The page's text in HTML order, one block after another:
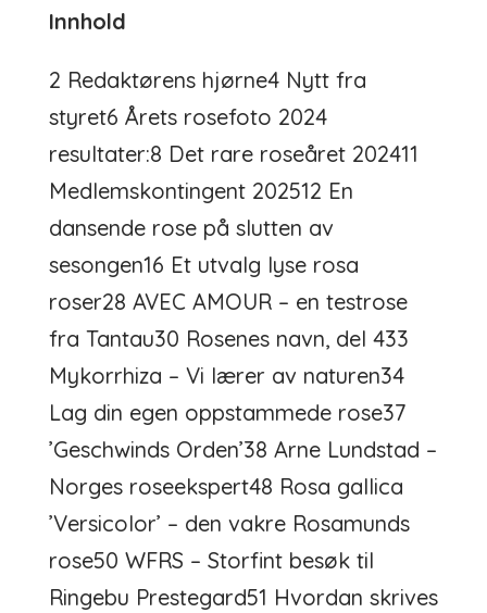
Innhold
2 Redaktørens hjørne4 Nytt fra
styret6 Årets rosefoto 2024
resultater:8 Det rare roseåret 202411
Medlemskontingent 202512 En
dansende rose på slutten av
sesongen16 Et utvalg lyse rosa
roser28 AVEC AMOUR – en testrose
fra Tantau30 Rosenes navn, del 433
Mykorrhiza – Vi lærer av naturen34
Lag din egen oppstammede rose37
’Geschwinds Orden’38 Arne Lundstad –
Norges roseekspert48 Rosa gallica
’Versicolor’ – den vakre Rosamunds
rose50 WFRS – Storfint besøk til
Ringebu Prestegard51 Hvordan skrives